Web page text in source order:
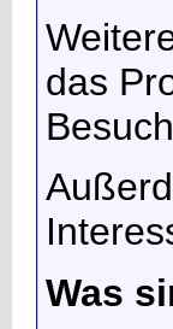
das
Was